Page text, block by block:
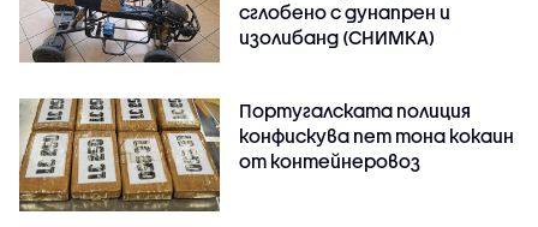
сглобено с дунапрен и
изолибанд (СНИМКА)
Португалската полиция
конфискува пет тона кокаин
от контейнеровоз